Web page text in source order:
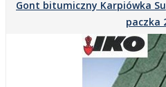
Gont bitumiczny Karpiówka
paczka